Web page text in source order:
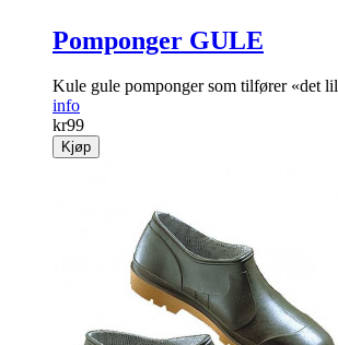
Pomponger GULE
Kule gule pomponger som tilfører «det
info
kr99
Kjøp